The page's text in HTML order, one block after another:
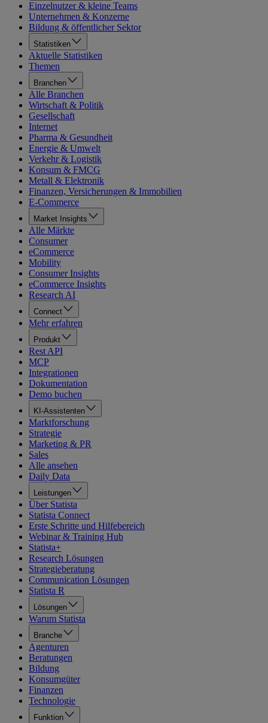
Einzelnutzer & kleine Teams
Unternehmen & Konzerne
Bildung & öffentlicher Sektor
Statistiken
Aktuelle Statistiken
Themen
Branchen
Alle Branchen
Wirtschaft & Politik
Gesellschaft
Internet
Pharma & Gesundheit
Energie & Umwelt
Verkehr & Logistik
Konsum & FMCG
Metall & Elektronik
Finanzen, Versicherungen & Immobilien
E-Commerce
Market Insights
Alle Märkte
Consumer
eCommerce
Mobility
Consumer Insights
eCommerce Insights
Research AI
Connect
Mehr erfahren
Produkt
Rest API
MCP
Integrationen
Dokumentation
Demo buchen
KI-Assistenten
Marktforschung
Strategie
Marketing & PR
Sales
Alle ansehen
Daily Data
Leistungen
Über Statista
Statista Connect
Erste Schritte und Hilfebereich
Webinar & Training Hub
Statista+
Research Lösungen
Strategieberatung
Communication Lösungen
Statista R
Lösungen
Warum Statista
Branche
Agenturen
Beratungen
Bildung
Konsumgüter
Finanzen
Technologie
Funktion